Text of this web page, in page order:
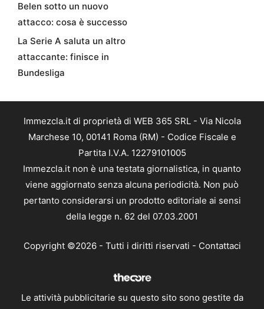
Belen sotto un nuovo
attacco: cosa è successo
La Serie A saluta un altro
attaccante: finisce in
Bundesliga
Immezcla.it di proprietà di WEB 365 SRL - Via Nicola
Marchese 10, 00141 Roma (RM) - Codice Fiscale e
Partita I.V.A. 12279101005
Immezcla.it non è una testata giornalistica, in quanto
viene aggiornato senza alcuna periodicità. Non può
pertanto considerarsi un prodotto editoriale ai sensi
della legge n. 62 del 07.03.2001
Copyright ©2026 - Tutti i diritti riservati - Contattaci
Le attività pubblicitarie su questo sito sono gestite da